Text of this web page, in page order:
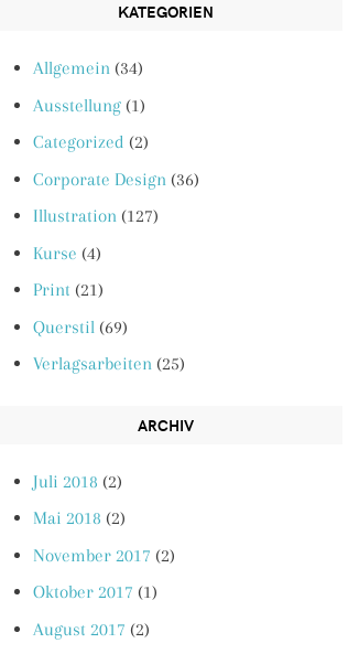
KATEGORIEN
Allgemein (34)
Ausstellung (1)
Categorized (2)
Corporate Design (36)
Illustration (127)
Kurse (4)
Print (21)
Querstil (69)
Verlagsarbeiten (25)
ARCHIV
Juli 2018 (2)
Mai 2018 (2)
November 2017 (2)
Oktober 2017 (1)
August 2017 (2)